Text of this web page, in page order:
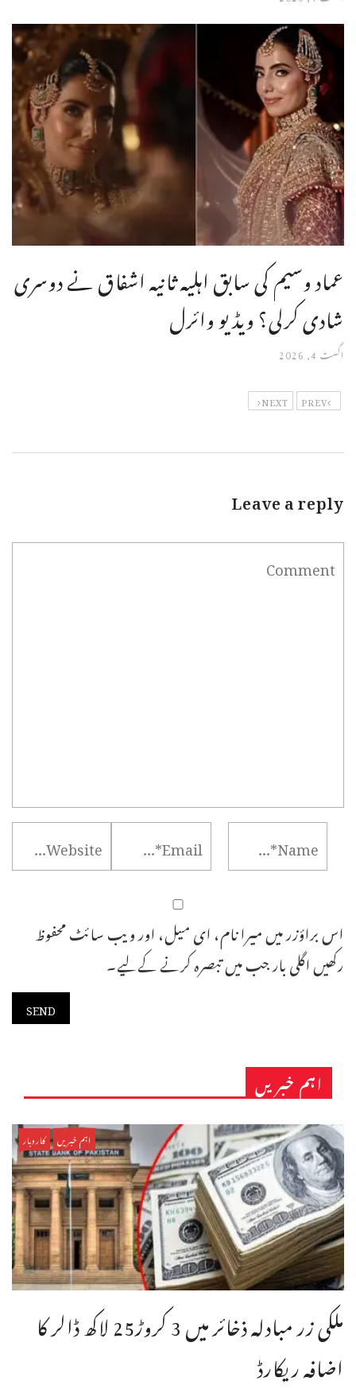
عماد وسیم کی سابق اہلیہ ثانیہ اشفاق نے دوسری
شادی کرلی؟ ویڈیو وائرل
اگست 4, 2026
PREV
NEXT
Leave a reply
اس براؤزر میں میرا نام، ای میل، اور ویب سائٹ محفوظ
رکھیں اگلی بار جب میں تبصرہ کرنے کےلیے۔
اہم خبریں
اہم خبریں کاروبار
ملکی زر مبادلہ ذخائر میں 3 کروڑ25 لاکھ ڈالر کا
اضافہ ریکارڈ